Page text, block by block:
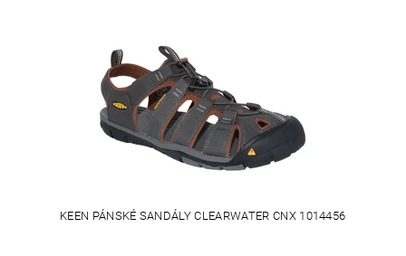
KEEN PÁNSKÉ SANDÁLY CLEARWATER CNX 1014456